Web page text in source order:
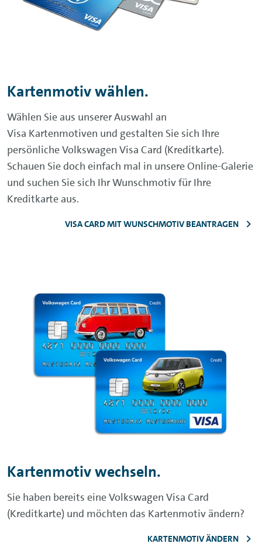
Kartenmotiv wählen.
Wählen Sie aus unserer Auswahl an
Visa Kartenmotiven und gestalten Sie sich Ihre
persönliche Volkswagen Visa Card (Kreditkarte).
Schauen Sie doch einfach mal in unsere Online-Galerie
und suchen Sie sich Ihr Wunschmotiv für Ihre
Kreditkarte aus.
VISA CARD MIT WUNSCHMOTIV BEANTRAGEN
Kartenmotiv wechseln.
Sie haben bereits eine Volkswagen Visa Card
(Kreditkarte) und möchten das Kartenmotiv ändern?
KARTENMOTIV ÄNDERN